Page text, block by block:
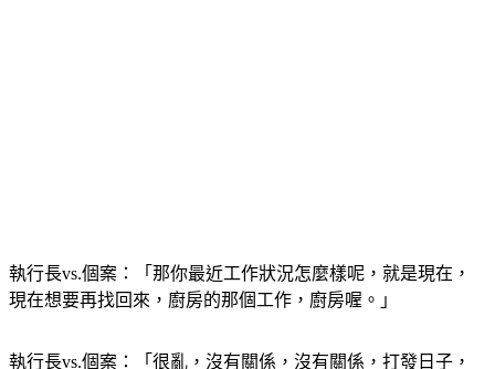
執行長vs.個案：「那你最近工作狀況怎麼樣呢，就是現在，